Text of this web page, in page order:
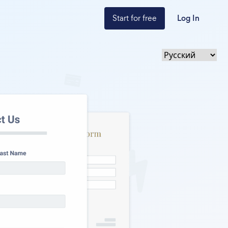
Start for free Log In